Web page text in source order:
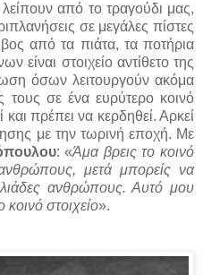
λείπουν από το τραγούδι μας,
σε μεγάλες πίστες
από τα πιάτα, τα ποτήρια
είναι στοιχείο αντίθετο της
όσων λειτουργούν ακόμα
τους σε ένα ευρύτερο κοινό
πρέπει να κερδηθεί. Αρκεί
με την τωρινή εποχή. Με
: «Άμα βρεις το κοινό
μετά μπορείς να
ανθρώπους. Αυτό μου
στοιχείο».